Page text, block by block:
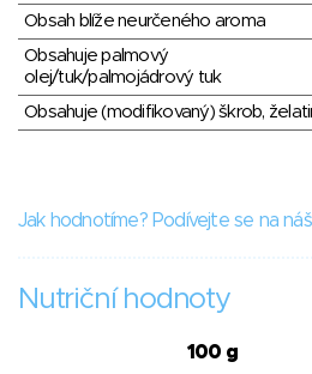
Obsah blíže neurčeného aroma
Obsahuje palmový
olej/tuk/palmojádrový tuk
Obsahuje (modifikovaný) škrob,
Jak hodnotíme? Podívejte se na
Nutriční hodnoty
100 g